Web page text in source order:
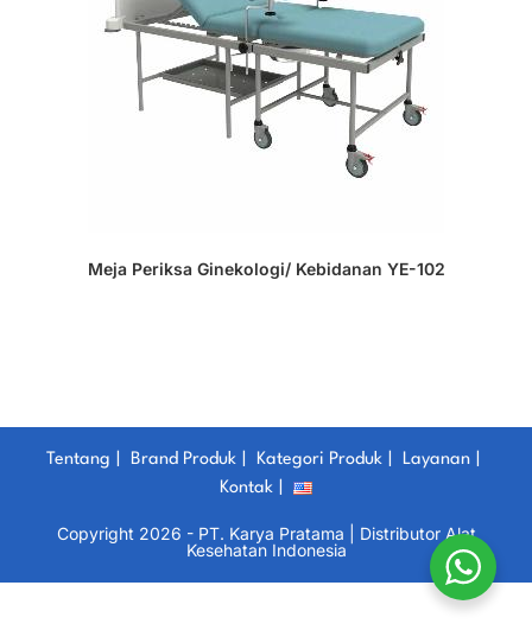
Meja Periksa Ginekologi/ Kebidanan YE-102
Tentang Brand Produk Kategori Produk
Layanan
Kontak
Copyright 2026 - PT. Karya Pratama | Distributor Alat
Kesehatan Indonesia